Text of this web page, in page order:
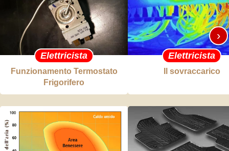
Elettricista
Funzionamento Termostato
Frigorifero
Elettricista
Il sovraccarico
›